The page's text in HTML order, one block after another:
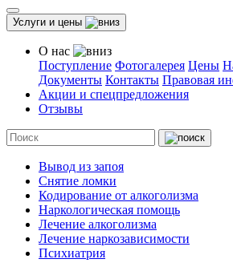
Услуги и цены
О нас
Поступление Фотогалерея Цены
Документы Контакты Правовая
Акции и спецпредложения
Отзывы
Вывод из запоя
Снятие ломки
Кодирование от алкоголизма
Наркологическая помощь
Лечение алкоголизма
Лечение наркозависимости
Психиатрия